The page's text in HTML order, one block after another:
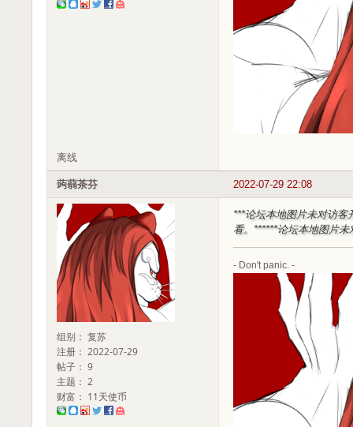
离线
2022-07-29 22:08
蒟蒻茶芬
组别： 复苏
注册： 2022-07-29
帖子： 9
主题： 2
财富： 11天使币
***论坛本地图片未对访客
看。******论坛本地图片未
- Don't panic. -